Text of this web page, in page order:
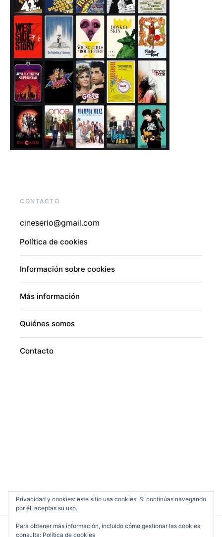
CONTACTO
cineserio@gmail.com
Política de cookies
Información sobre cookies
Más información
Quiénes somos
Contacto
Privacidad y cookies: este sitio usa cookies. Si continúas navegando
por él, aceptas su uso.
Para obtener más información, incluido cómo gestionar las cookies,
consulta: Política de cookies